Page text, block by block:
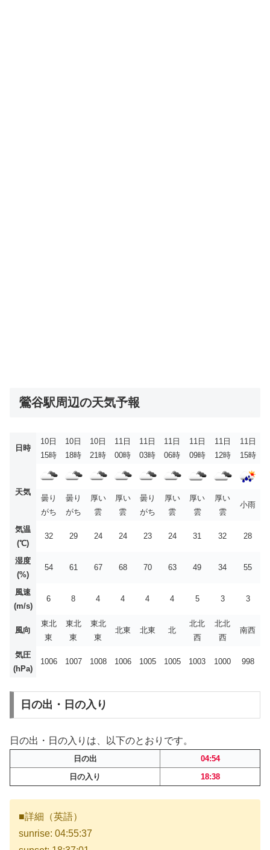
鶯谷駅周辺の天気予報
日時
10日
15時
10日
18時
10日
21時
11日
00時
11日
03時
11日
06時
11日
09時
11日
12時
11日
15時
天気
曇り
がち
曇り
がち
厚い
雲
厚い
雲
曇り
がち
厚い
雲
厚い
雲
厚い
雲
小雨
気温
(℃)
32 29 24 24 23 24 31 32 28
湿度
(%)
54 61 67 68 70 63 49 34 55
風速
(m/s)
6 8 4 4 4 4 5 3 3
風向
東北
東
東北
東
東北
東
北東 北東 北
北北
西
北北
西
南西
気圧
(hPa)
1006 1007 1008 1006 1005 1005 1003 1000 998
日の出・日の入り
日の出・日の入りは、以下のとおりです。
日の出
04:54
日の入り
18:38
■詳細（英語）
sunrise: 04:55:37